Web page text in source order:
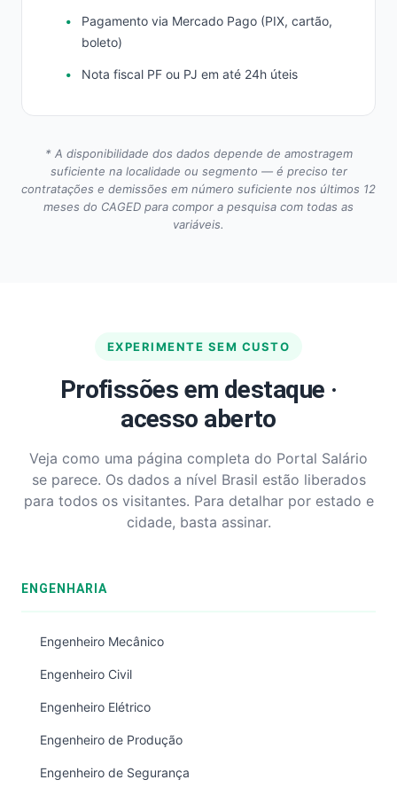
Pagamento via Mercado Pago (PIX, cartão,
boleto)
Nota fiscal PF ou PJ em até 24h úteis
* A disponibilidade dos dados depende de amostragem
suficiente na localidade ou segmento — é preciso ter
contratações e demissões em número suficiente nos últimos 12
meses do CAGED para compor a pesquisa com todas as
variáveis.
EXPERIMENTE SEM CUSTO
Profissões em destaque ·
acesso aberto
Veja como uma página completa do Portal Salário
se parece. Os dados a nível Brasil estão liberados
para todos os visitantes. Para detalhar por estado e
cidade, basta assinar.
ENGENHARIA
Engenheiro Mecânico
Engenheiro Civil
Engenheiro Elétrico
Engenheiro de Produção
Engenheiro de Segurança